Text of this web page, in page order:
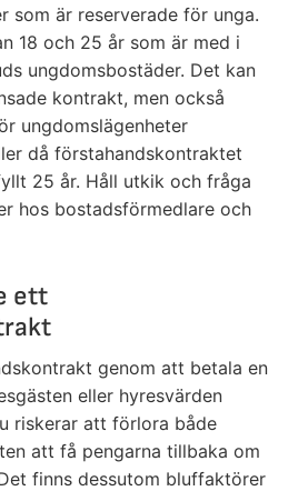
som är reserverade för unga.
18 och 25 år som är med i
ungdomsbostäder. Det kan
kontrakt, men också
ungdomslägenheter
då förstahandskontraktet
25 år. Håll utkik och fråga
hos bostadsförmedlare och
ett
genom att betala en
eller hyresvärden
riskerar att förlora både
att få pengarna tillbaka om
finns dessutom bluffaktörer